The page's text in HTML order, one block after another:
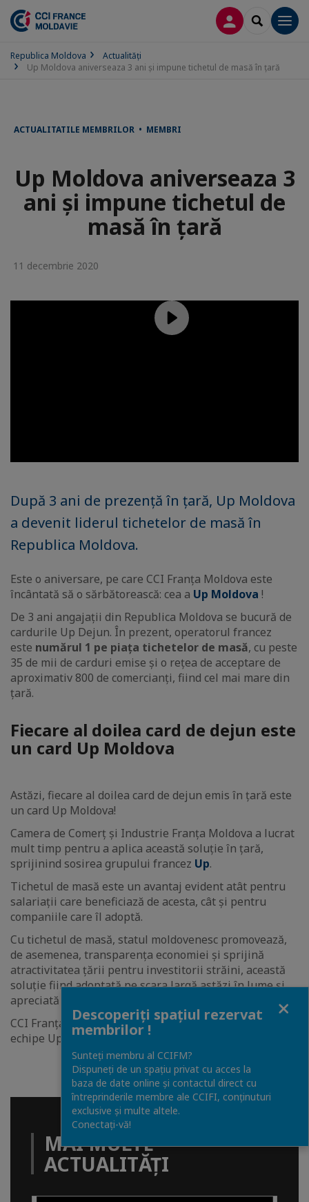
CONECTARE
SEARCH
Republica Moldova
Actualităţi
Up Moldova aniverseaza 3 ani și impune tichetul de masă în țară
ACTUALITATILE MEMBRILOR • MEMBRI
Up Moldova aniverseaza 3
ani și impune tichetul de
masă în țară
11 decembrie 2020
După 3 ani de prezență în țară, Up Moldova
a devenit liderul tichetelor de masă în
Republica Moldova.
Este o aniversare, pe care CCI Franța Moldova este
încântată să o sărbătorească: cea a Up Moldova !
De 3 ani angajații din Republica Moldova se bucură de
cardurile Up Dejun. În prezent, operatorul francez
este numărul 1 pe piața tichetelor de masă, cu peste
35 de mii de carduri emise și o rețea de acceptare de
aproximativ 800 de comercianți, fiind cel mai mare din
țară.
Fiecare al doilea card de dejun este
un card Up Moldova
Astăzi, fiecare al doilea card de dejun emis în țară este
un card Up Moldova!
Camera de Comerț și Industrie Franța Moldova a lucrat
mult timp pentru a aplica această soluție în țară,
sprijinind sosirea grupului francez Up.
Tichetul de masă este un avantaj evident atât pentru
salariații care beneficiază de acesta, cât și pentru
companiile care îl adoptă.
Cu tichetul de masă, statul moldovenesc promovează,
de asemenea, transparența economiei și sprijină
atractivitatea țării pentru investitorii străini, această
soluție fiind adoptată pe scara largă astăzi în lume și
apreciată de angajatori.
CCI Franța Moldova urează încă o dată succes întregii
echipe Up Moldova!
MAI MULTE
ACTUALITĂȚI
Descoperiți spațiul rezervat
membrilor !
Sunteți membru al CCIFM?
Dispuneți de un spațiu privat cu acces la
baza de date online și contactul direct cu
întreprinderile membre ale CCIFI, conținuturi
exclusive și multe altele.
Conectați-vă!